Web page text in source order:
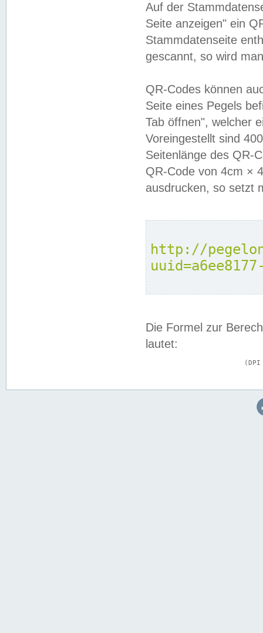
Auf der
Seite anzeigen" ein
Stammdatenseite
gescannt, so wird
QR-Codes können
Seite eines Pegels
Tab öffnen", welcher
Voreingestellt sind
Seitenlänge des QR-
QR-Code von 4cm ×
ausdrucken, so setzt
http://
Die Formel zur
lautet: